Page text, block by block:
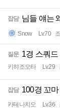
잡담 님들 얘는
Snow Lv.70
질문 1경 스쿼
키햐조오타 Lv.29
잡담 100경 꼬
카테나치오 Lv.36